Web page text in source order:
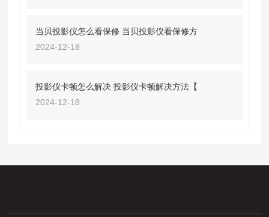
当贝投影仪怎么看保修 当贝投影仪看保修方
2024-12-18
投影仪卡顿怎么解决 投影仪卡顿解决方法【
2024-12-18